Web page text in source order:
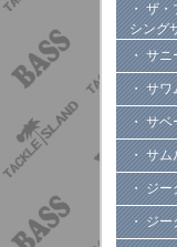
・ ザ
シング
・ サ
・ サワ
・ サ
・ サ
・ ジー
・ ジ